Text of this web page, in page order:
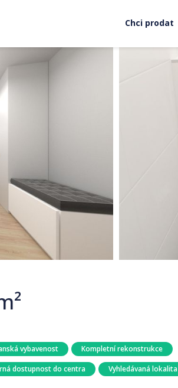
Chci prodat
vybavenost
Kompletní rekonstrukce
dostupnost do centra Vyhledávaná lokalita